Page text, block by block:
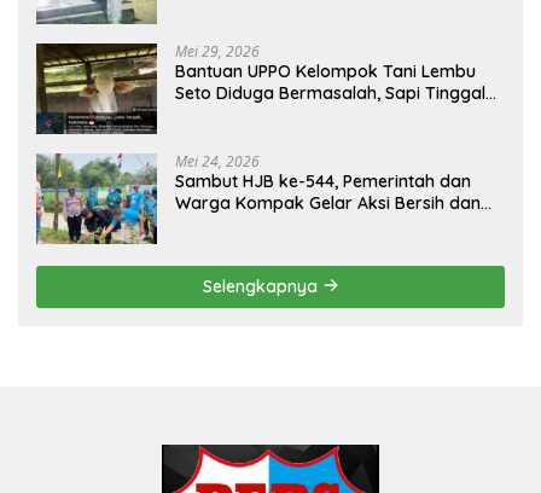
Mei 29, 2026
Bantuan UPPO Kelompok Tani Lembu
Seto Diduga Bermasalah, Sapi Tinggal
Mei 24, 2026
Sambut HJB ke-544, Pemerintah dan
Warga Kompak Gelar Aksi Bersih dan
Selengkapnya